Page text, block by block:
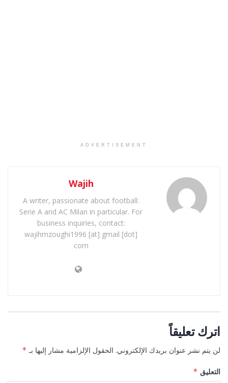
ADVERTISEMENT
Wajih
A writer, passionate about football:
Serie A and AC Milan in particular. For
business inquiries, contact:
wajihmzoughi1996 [at] gmail [dot]
com
اترك تعليقاً
لن يتم نشر عنوان بريدك الإلكتروني. الحقول الإلزامية مشار إليها بـ *
التعليق *